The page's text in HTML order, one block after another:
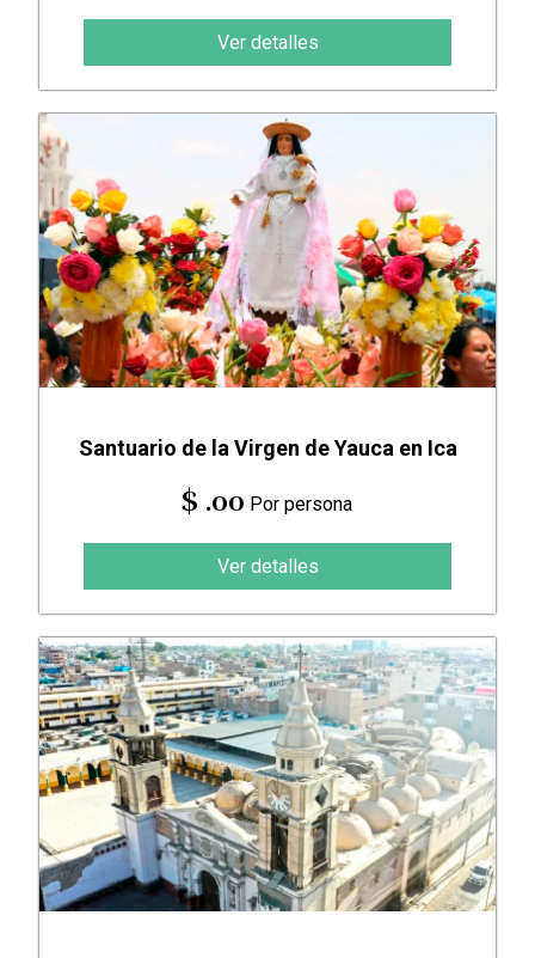
Ver detalles
Santuario de la Virgen de Yauca en Ica
$ .00 Por persona
Ver detalles